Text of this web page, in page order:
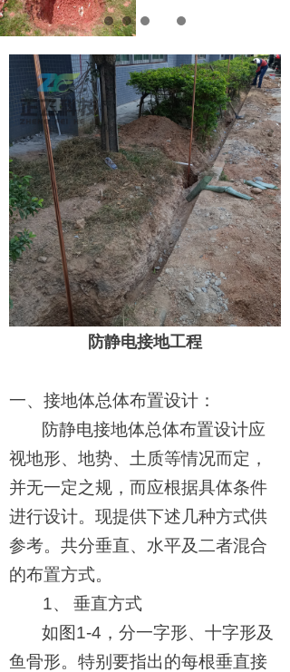
防静电接地工程
一、接地体总体布置设计：
防静电接地体总体布置设计应
视地形、地势、土质等情况而定，
并无一定之规，而应根据具体条件
进行设计。现提供下述几种方式供
参考。共分垂直、水平及二者混合
的布置方式。
1、
垂直方式
如图1-4 ，分一字形、十字形及
鱼骨形。特别要指出的每根垂直接